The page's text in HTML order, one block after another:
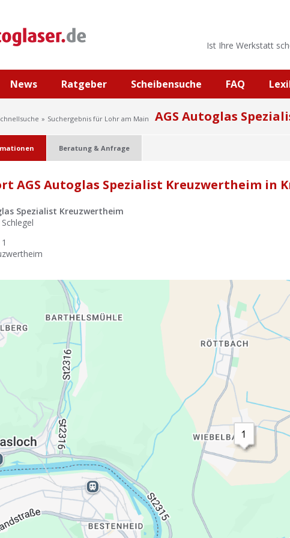
Ist Ihre Werkstatt
News Ratgeber Scheibensuche FAQ
Suchergebnis für Lohr am Main AGS Autoglas
Beratung & Anfrage
AGS Autoglas Spezialist Kreuzwertheim in
Spezialist Kreuzwertheim